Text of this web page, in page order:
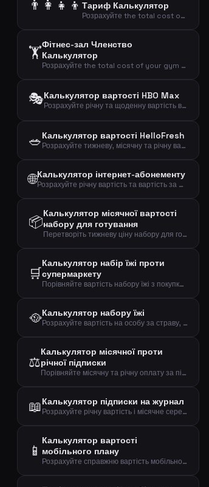
👨‍👩‍👧‍👦 Тариф Калькулятор
Розрахуйте the total cost of mobile plans for your entire family including adults and children.
🏋️Фітнес-зал Членство
Калькулятор
Розрахуйте the total cost of your gym membership including binding period and setup fees.
🎭Калькулятор вартості HBO Max
Розрахуйте річну та щоденну вартість вашої підписки на стрімінг HBO Max.
🥗Калькулятор вартості HelloFresh
Розрахуйте тижневу, місячну та річну вартість підписки HelloFresh на основі порцій та рецептів.
🌐Калькулятор інтернет-абонементу
Розрахуйте річну вартість та вартість за Мбіт вашого інтернет-абонементу для ефективного порівняння планів широкосмугового доступу.
📦Калькулятор місячної вартості
набору для готування
Перетворіть тижневу ціну набору для готування на місячні та річні витрати, щоб побачити повний фінансовий вплив.
🛒
Калькулятор набір їжі проти
супермаркету
Порівняйте вартість набору їжі з покупками в супермаркеті, щоб побачити місячну та річну різницю.
🥘Калькулятор набору їжі
Розрахуйте вартість на особу за страву, місячну та річну вартість підписки на набір їжі.
⚖️
Калькулятор місячної проти
річної підписки
Порівняйте місячну та річну оплату за підписку та подивіться, скільки ви економите з річним планом.
📖Калькулятор підписки на журнал
Розрахуйте річну вартість і місячне середнє для підписки на журнал на основі ціни за випуск.
📱
Калькулятор вартості
мобільного плану
Розрахуйте справжню вартість мобільного плану, включаючи плату за підключення, річну вартість, денну вартість та вартість за ГБ даних.